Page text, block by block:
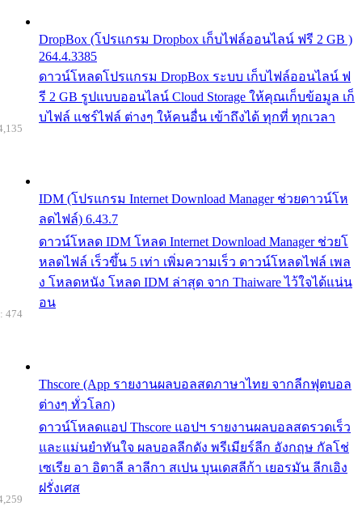
DropBox (โปรแกรม Dropbox เก็บไฟล์ออนไลน์ ฟรี 2 GB )
264.4.3385
ดาวน์โหลดโปรแกรม DropBox ระบบ เก็บไฟล์ออนไลน์ ฟ
รี 2 GB รูปแบบออนไลน์ Cloud Storage ให้คุณเก็บข้อมูล เก็
บไฟล์ แชร์ไฟล์ ต่างๆ ให้คนอื่น เข้าถึงได้ ทุกที่ ทุกเวลา
IDM (โปรแกรม Internet Download Manager ช่วยดาวน์โห
ลดไฟล์) 6.43.7
ดาวน์โหลด IDM โหลด Internet Download Manager ช่วยโ
หลดไฟล์ เร็วขึ้น 5 เท่า เพิ่มความเร็ว ดาวน์โหลดไฟล์ เพล
ง โหลดหนัง โหลด IDM ล่าสุด จาก Thaiware ไว้ใจได้แน่น
อน
Thscore (App รายงานผลบอลสดภาษาไทย จากลีกฟุตบอล
ต่างๆ ทั่วโลก)
ดาวน์โหลดแอป Thscore แอปฯ รายงานผลบอลสดรวดเร็ว
และแม่นยำทันใจ ผลบอลลีกดัง พรีเมียร์ลีก อังกฤษ กัลโช่
เซเรีย อา อิตาลี ลาลีกา สเปน บุนเดสลีก้า เยอรมัน ลีกเอิง
ฝรั่งเศส
474